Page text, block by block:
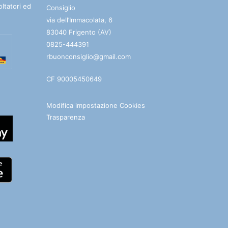
ed
Consiglio
via dell’Immacolata, 6
83040 Frigento (AV)
0825-444391
rbuonconsiglio@gmail.com
CF 90005450649
Modifica impostazione Cookies
Trasparenza